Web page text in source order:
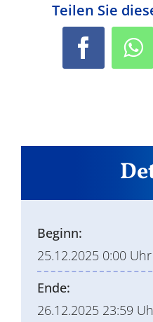
Teilen Sie
Facebook
Beginn:
25.12.2025 0:00 Uhr
Ende:
26.12.2025 23:59